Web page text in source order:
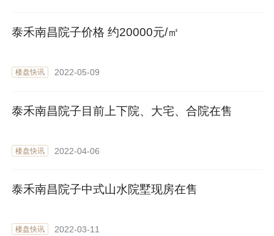
泰禾南昌院子价格 约20000元/㎡
楼盘快讯 2022-05-09
泰禾南昌院子目前上下院、大宅、合院在售
楼盘快讯 2022-04-06
泰禾南昌院子中式山水院墅现房在售
楼盘快讯 2022-03-11